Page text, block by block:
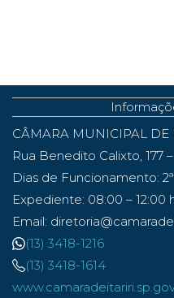
CÂMARA MUNICIPAL DE
Rua Benedito Calixto, 177
Dias de Funcionamento:
Expediente: 08:00 – 12:00
Email:
(13) 3418-1216
(13) 3418-1614